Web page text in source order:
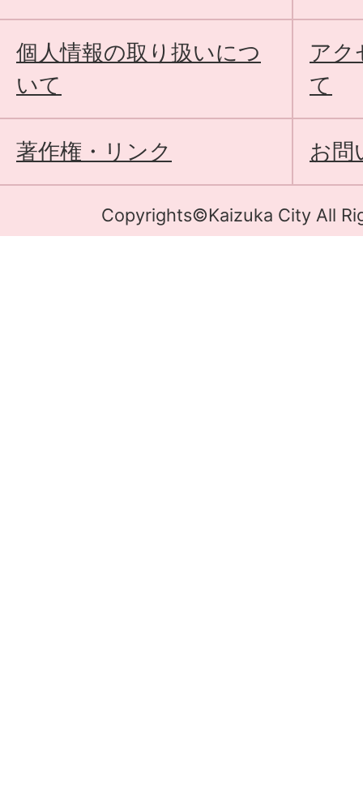
個人情報の取り扱いにつ
いて
アク
て
著作権・リンク お問
Copyrights©Kaizuka City All